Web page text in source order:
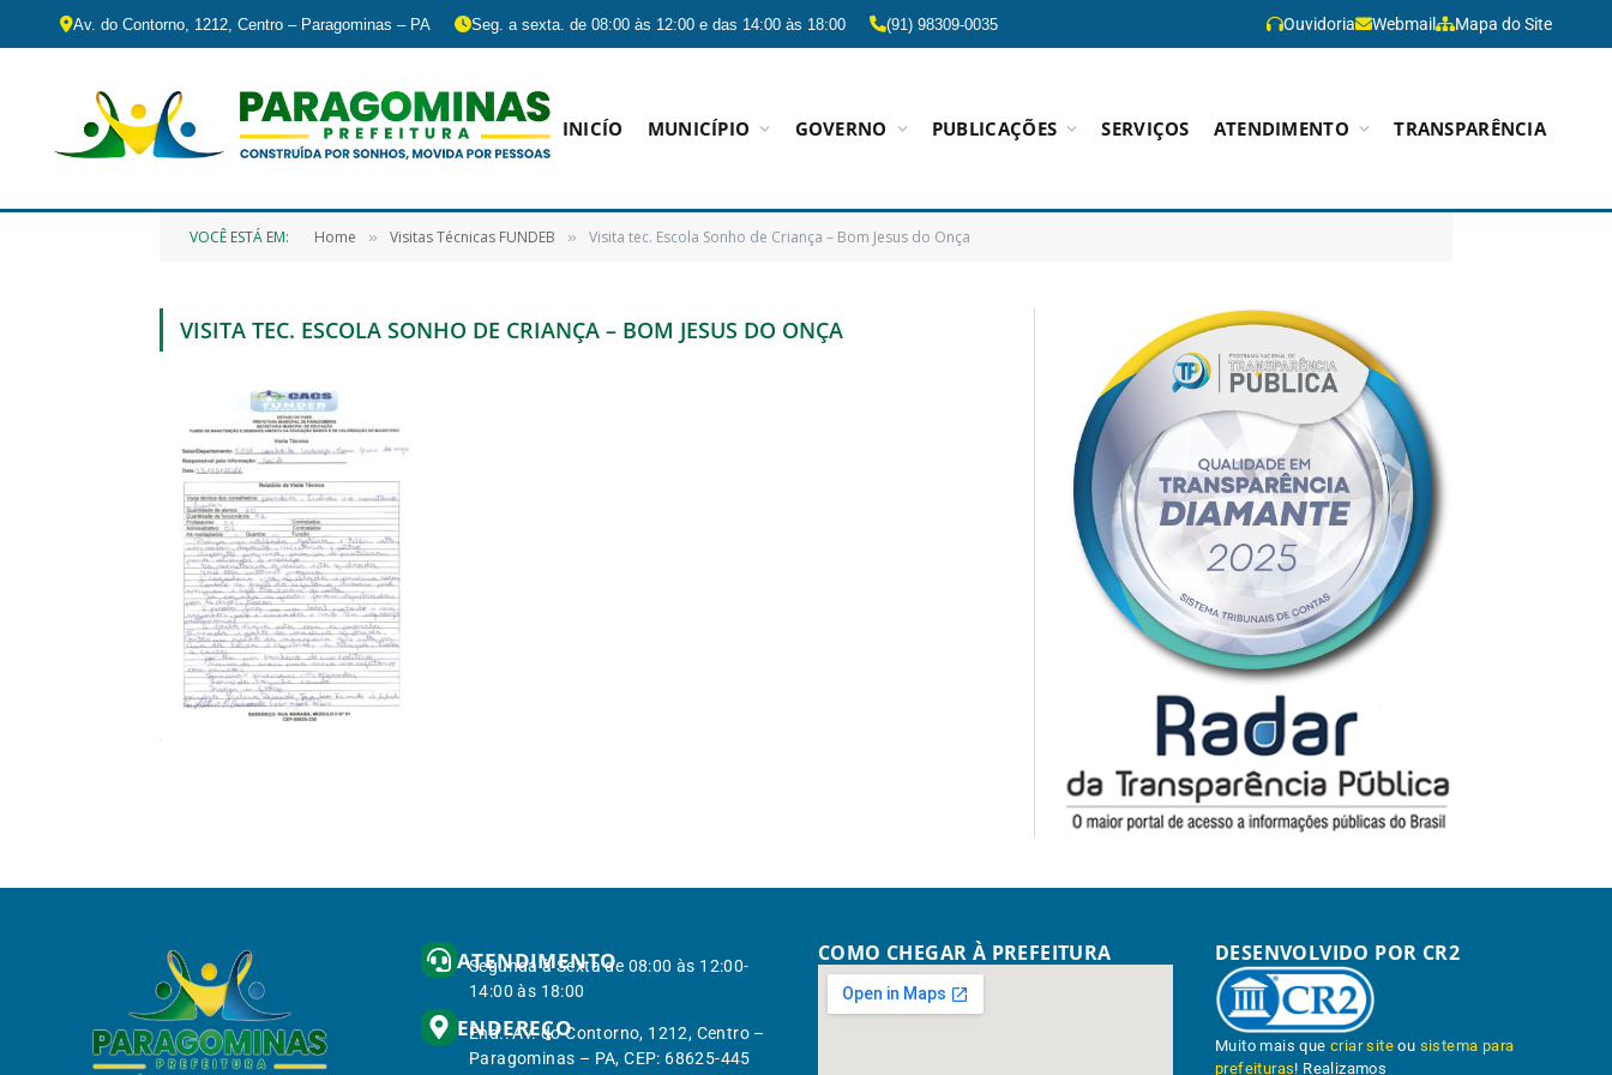
Av. do Contorno, 1212, Centro – Paragominas – PA Seg. a sexta. de 08:00 às 12:00 e das 14:00 às 18:00 (91) 98309-0035 Ouvidoria Webmail Mapa do Site
INICÍO MUNICÍPIO GOVERNO PUBLICAÇÕES SERVIÇOS ATENDIMENTO TRANSPARÊNCIA
VOCÊ ESTÁ EM: Home » Visitas Técnicas FUNDEB » Visita tec. Escola Sonho de Criança – Bom Jesus do Onça
VISITA TEC. ESCOLA SONHO DE CRIANÇA – BOM JESUS DO ONÇA
ATENDIMENTO
Segunda à Sexta de 08:00 às 12:00-
14:00 às 18:00
ENDEREÇO
End.: Av. do Contorno, 1212, Centro –
Paragominas – PA, CEP: 68625-445
COMO CHEGAR À PREFEITURA DESENVOLVIDO POR CR2
Muito mais quecriar site ou sistema para
prefeituras! Realizamos